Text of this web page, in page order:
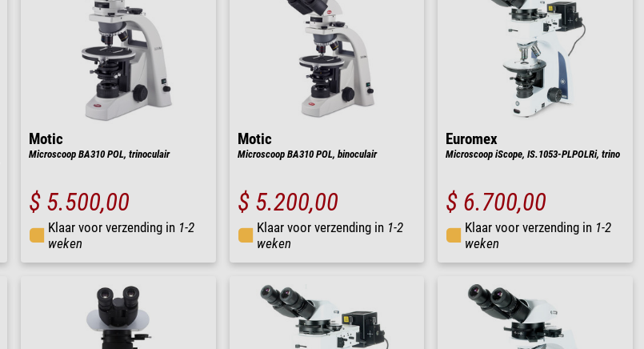
Motic
Microscoop BA310 POL, trinoculair
$ 5.500,00
Klaar voor verzending in 1-2
weken
Motic
Microscoop BA310 POL, binoculair
$ 5.200,00
Klaar voor verzending in 1-2
weken
Euromex
Microscoop iScope, IS.1053-PLPOLRi, trino
$ 6.700,00
Klaar voor verzending in 1-2
weken